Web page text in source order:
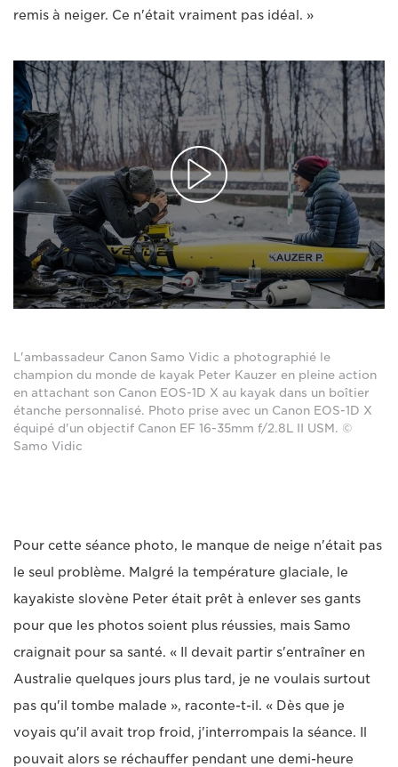
remis à neiger. Ce n'était vraiment pas idéal. »
L'ambassadeur Canon Samo Vidic a photographié le
champion du monde de kayak Peter Kauzer en pleine action
en attachant son Canon EOS-1D X au kayak dans un boîtier
étanche personnalisé. Photo prise avec un Canon EOS-1D X
équipé d'un objectif Canon EF 16-35mm f/2.8L II USM. ©
Samo Vidic
Pour cette séance photo, le manque de neige n'était pas
le seul problème. Malgré la température glaciale, le
kayakiste slovène Peter était prêt à enlever ses gants
pour que les photos soient plus réussies, mais Samo
craignait pour sa santé. « Il devait partir s'entraîner en
Australie quelques jours plus tard, je ne voulais surtout
pas qu'il tombe malade », raconte-t-il. « Dès que je
voyais qu'il avait trop froid, j'interrompais la séance. Il
pouvait alors se réchauffer pendant une demi-heure